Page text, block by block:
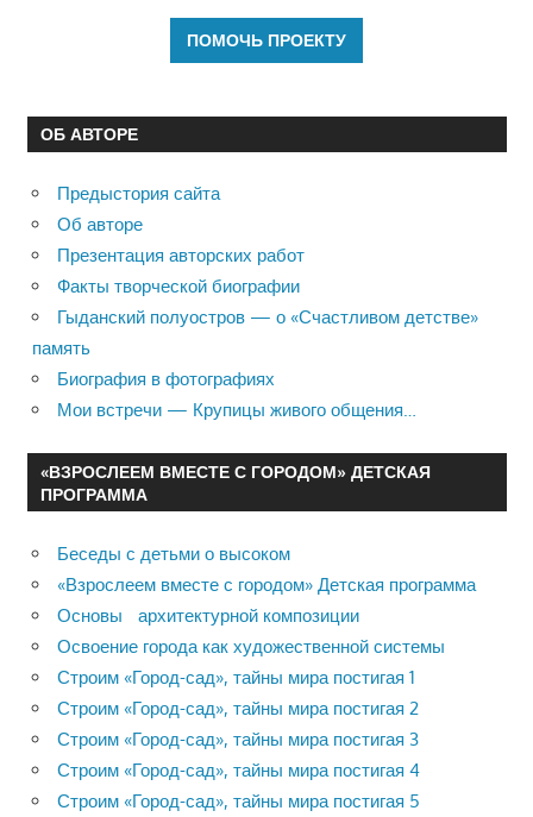
ОБ АВТОРЕ
Предыстория сайта
Об авторе
Презентация авторских работ
Факты творческой биографии
Гыданский полуостров — о «Счастливом детстве»
память
Биография в фотографиях
Мои встречи — Крупицы живого общения…
«ВЗРОСЛЕЕМ ВМЕСТЕ С ГОРОДОМ» ДЕТСКАЯ
ПРОГРАММА
Беседы с детьми о высоком
«Взрослеем вместе с городом» Детская программа
Основы архитектурной композиции
Освоение города как художественной системы
Строим «Город-сад», тайны мира постигая 1
Строим «Город-сад», тайны мира постигая 2
Строим «Город-сад», тайны мира постигая 3
Строим «Город-сад», тайны мира постигая 4
Строим «Город-сад», тайны мира постигая 5